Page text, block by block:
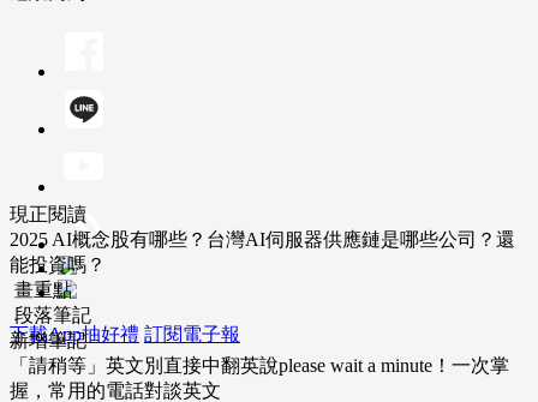
下載App抽好禮 訂閱電子報
現正閱讀
2025 AI概念股有哪些？台灣AI伺服器供應鏈是哪些公司？還
能投資嗎？
畫重點
段落筆記
新增筆記
「請稍等」英文別直接中翻英說please wait a minute！一次掌
握，常用的電話對談英文